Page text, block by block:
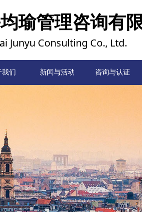
首页
我们 新闻与活动 咨询与认证
瑜管理咨询有
Junyu Consulting Co., Ltd.